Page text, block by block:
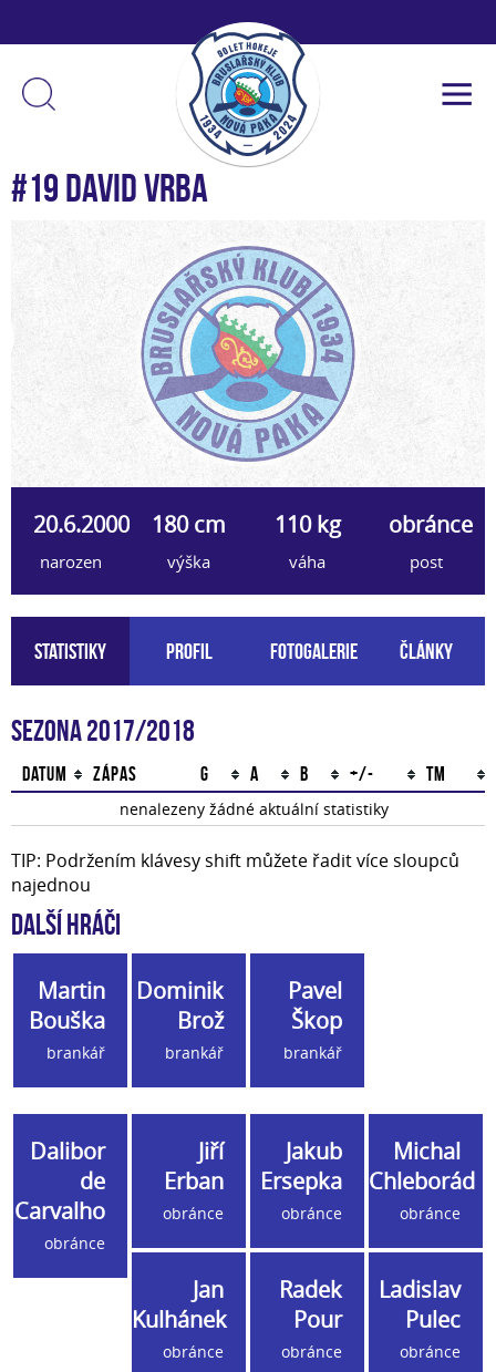
#19 David Vrba
20.6.2000
narozen
180 cm
výška
110 kg
váha
obránce
post
Statistiky Profil Fotogalerie Články
Sezona 2017/2018
Datum Zápas G A B +/- TM
nenalezeny žádné aktuální statistiky
TIP: Podržením klávesy shift můžete řadit více sloupců
najednou
Další hráči
Martin
Bouška
brankář
Dominik
Brož
brankář
Pavel
Škop
brankář
Dalibor
de
Carvalho
obránce
Jiří
Erban
obránce
Jakub
Ersepka
obránce
Michal
Chleborád
obránce
Jan
Kulhánek
obránce
Radek
Pour
obránce
Ladislav
Pulec
obránce